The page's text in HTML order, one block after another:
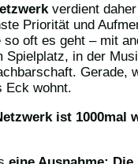
verdient
Priorität und
oft es geht – mit
Spielplatz, in der
Gerade,
Eck wohnt.
ist 1000mal